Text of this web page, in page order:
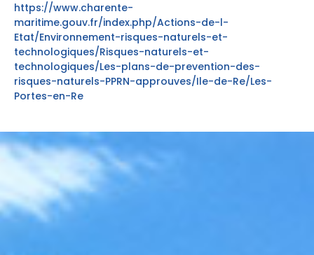
https://www.charente-
maritime.gouv.fr/index.php/Actions-de-l-
Etat/Environnement-risques-naturels-et-
technologiques/Risques-naturels-et-
technologiques/Les-plans-de-prevention-des-
risques-naturels-PPRN-approuves/Ile-de-Re/Les-
Portes-en-Re